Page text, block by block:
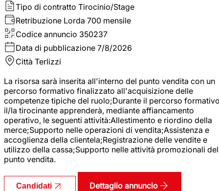
Tipo di contratto Tirocinio/Stage
Retribuzione Lorda 700 mensile
Codice annuncio 350237
Data di pubblicazione 7/8/2026
Città Terlizzi
La risorsa sarà inserita all'interno del punto vendita con un
percorso formativo finalizzato all'acquisizione delle
competenze tipiche del ruolo;Durante il percorso
il/la tirocinante apprenderà, mediante affiancamento
operativo, le seguenti attività:Allestimento e riordino della
merce;Supporto nelle operazioni di vendita;Assistenza e
accoglienza della clientela;Registrazione delle vendite e
utilizzo della cassa;Supporto nelle attività promozionali del
punto vendita.
Candidati Dettaglio annuncio